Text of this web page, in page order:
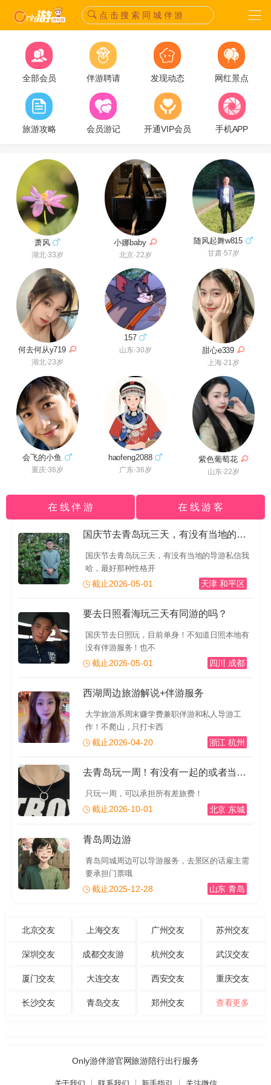
点 击 搜 索 同 城 伴 游
全部会员 伴游聘请 发现动态 网红景点
旅游攻略 会员游记 开通VIP会员 手机APP
萧风
湖北·33岁
小娜baby
北京·22岁
随风起舞w815
甘肃·57岁
何去何从y719
湖北·23岁
157
山东·30岁 甜心e339
上海·21岁
会飞的小鱼
重庆·36岁
haofeng2088
广东·36岁
紫色葡萄花
山东·22岁
在 线 伴 游 在 线 游 客
国庆节去青岛玩三天，有没有当地的导游私信我哈
国庆节去青岛玩三天，有没有当地的导游私信我
哈，最好那种性格开
截止2026-05-01 天津 和平区
要去日照看海玩三天有同游的吗？
国庆节去日照玩，目前单身！不知道日照本地有
没有伴游服务！也不
截止2026-05-01 四川 成都
西湖周边旅游解说+伴游服务
大学旅游系周末赚学费兼职伴游和私人导游工
作！不爬山，只打卡西
截止2026-04-20 浙江 杭州
去青岛玩一周！有没有一起的或者当地的导游推荐一下！有
只玩一周，可以承担所有差旅费！
截止2026-10-01 北京 东城
青岛周边游
青岛同城周边可以导游服务，去景区的话雇主需
要承担门票哦
截止2025-12-28 山东 青岛
北京交友 上海交友 广州交友 苏州交友
深圳交友 成都交友游 杭州交友 武汉交友
厦门交友 大连交友 西安交友 重庆交友
长沙交友 青岛交友 郑州交友 查看更多
Only游伴游官网旅游陪行出行服务